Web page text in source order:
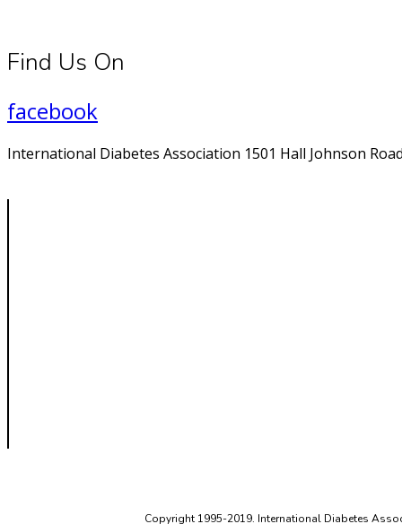
Find Us On
facebook
International Diabetes Association 1501 Hall Johnson
Copyright 1995-2019. International Diabetes